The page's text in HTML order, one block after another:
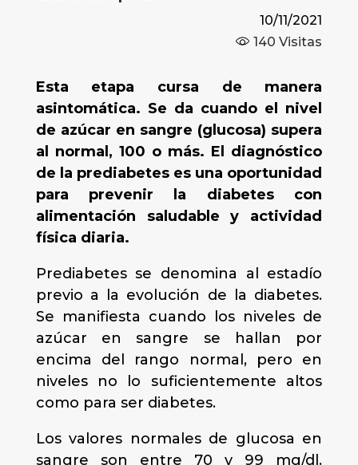
10/11/2021
140 Visitas
Esta etapa cursa de manera
asintomática. Se da cuando el nivel
de azúcar en sangre (glucosa) supera
al normal, 100 o más. El diagnóstico
de la prediabetes es una oportunidad
para prevenir la diabetes con
alimentación saludable y actividad
física diaria.
Prediabetes se denomina al estadío
previo a la evolución de la diabetes.
Se manifiesta cuando los niveles de
azúcar en sangre se hallan por
encima del rango normal, pero en
niveles no lo suficientemente altos
como para ser diabetes.
Los valores normales de glucosa en
sangre son entre 70 y 99 mg/dl.